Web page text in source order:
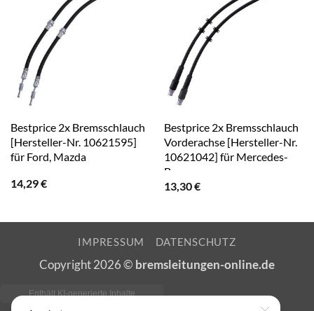
Bestprice 2x Bremsschlauch
[Hersteller-Nr. 10621595]
für Ford, Mazda
14,29€
Bestprice 2x Bremsschlauch
Vorderachse [Hersteller-Nr.
10621042] für Mercedes-
Benz
13,30€
IMPRESSUM DATENSCHUTZ
Copyright 2026 © bremsleitungen-online.de